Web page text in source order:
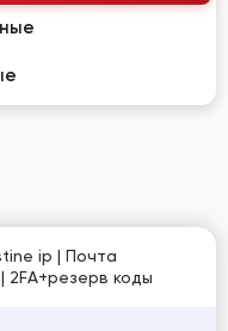
ip | Почта
2FA+резерв коды